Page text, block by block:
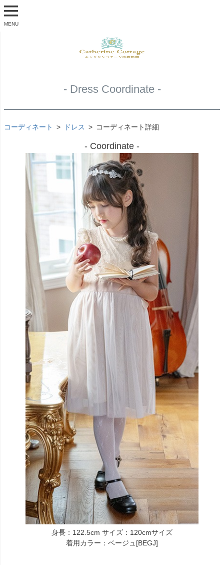
MENU
- Dress Coordinate -
コーディネート ドレス コーディネート詳細
- Coordinate -
身長：122.5cm サイズ：120cmサイズ
着用カラー：ベージュ[BEGJ]